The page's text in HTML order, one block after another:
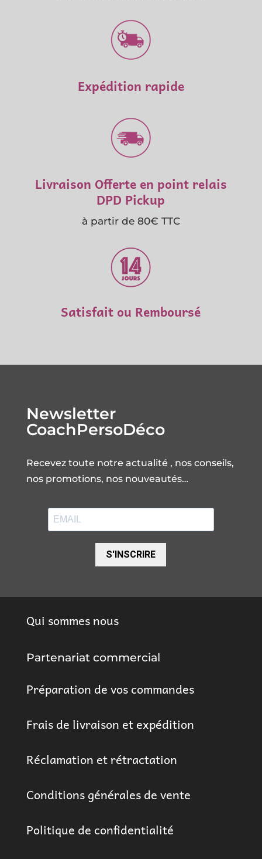
Expédition rapide
Livraison Offerte en point relais
DPD Pickup
à partir de 80€ TTC
Satisfait ou Remboursé
Newsletter
CoachPersoDéco
Recevez toute notre actualité , nos conseils,
nos promotions, nos nouveautés…
S'INSCRIRE
Qui sommes nous
Partenariat commercial
Préparation de vos commandes
Frais de livraison et expédition
Réclamation et rétractation
Conditions générales de vente
Politique de confidentialité